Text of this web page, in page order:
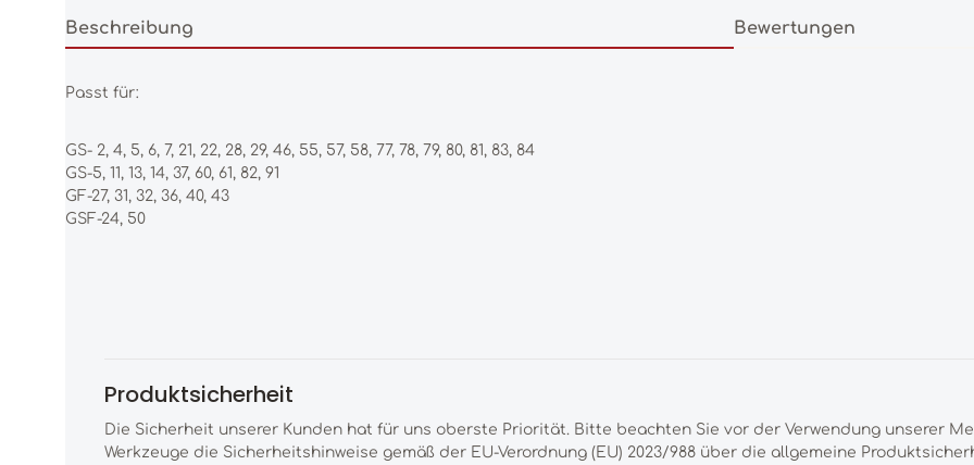
Beschreibung Bewertungen
Passt für:
GS- 2, 4, 5, 6, 7, 21, 22, 28, 29, 46, 55, 57, 58, 77, 78, 79, 80, 81, 83, 84
GS-5, 11, 13, 14, 37, 60, 61, 82, 91
GF-27, 31, 32, 36, 40, 43
GSF-24, 50
Produktsicherheit
Die Sicherheit unserer Kunden hat für uns oberste Priorität. Bitte beachten Sie vor der Verwendung unserer
Werkzeuge die Sicherheitshinweise gemäß der EU-Verordnung (EU) 2023/988 über die allgemeine